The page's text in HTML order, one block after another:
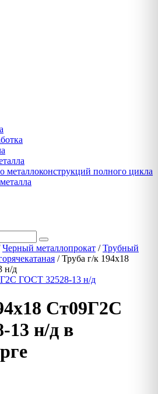
металлоконструкций полного цикла
Черный металлопрокат /Трубный
/ Труба г/к 194х18
н/д
Ст09Г2С
13 н/д в